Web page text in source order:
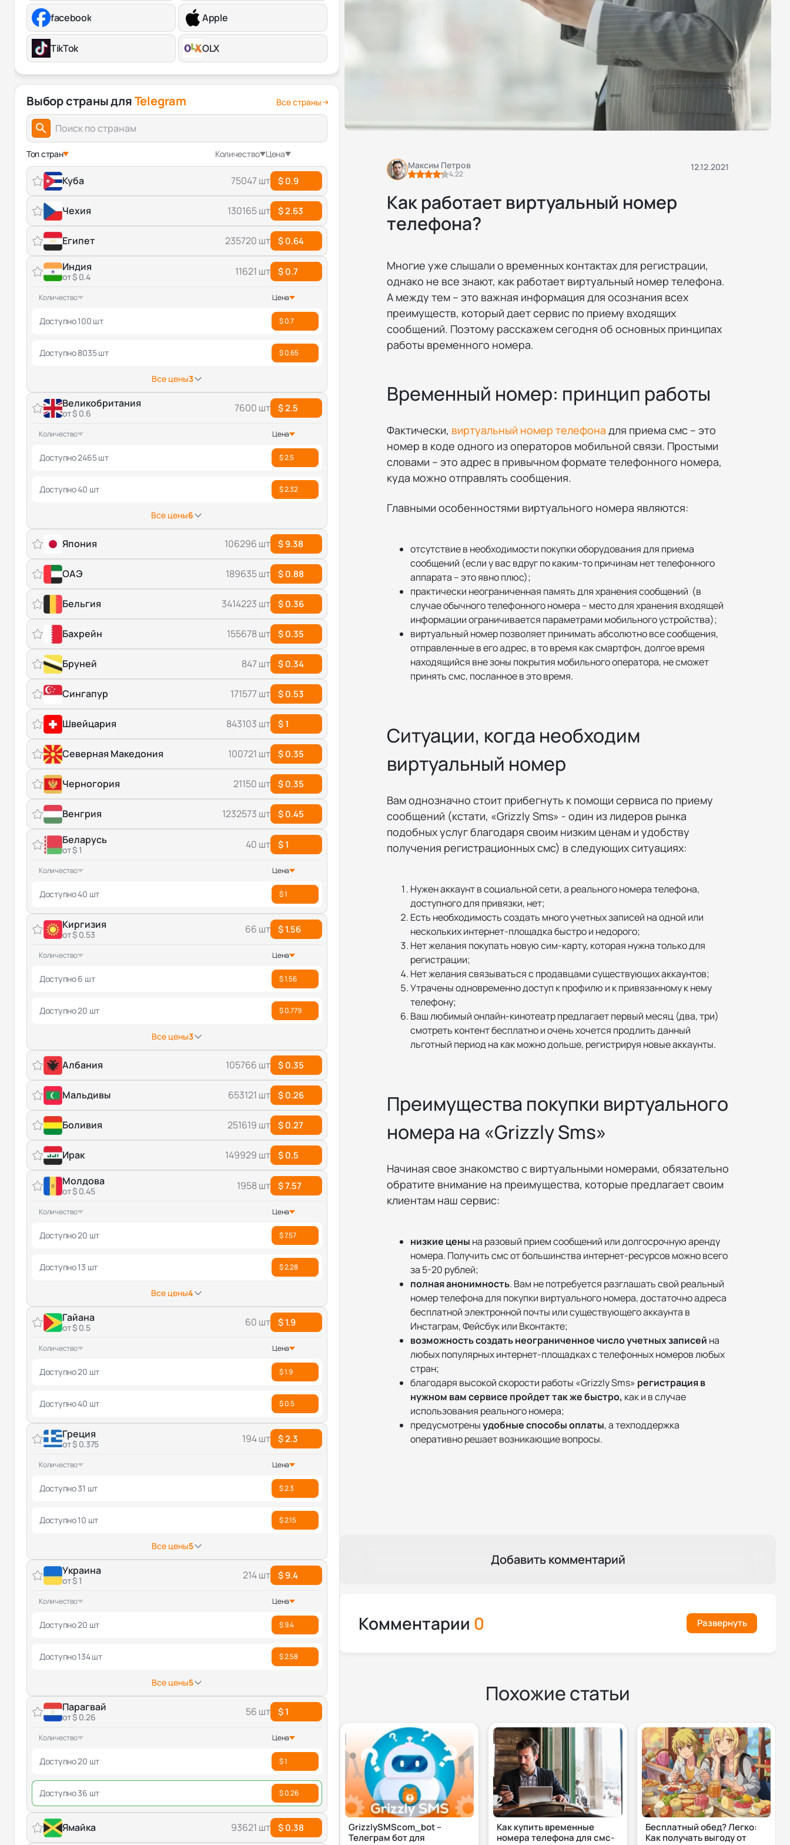
facebook Apple
TikTok OLX
Выбор страны дляTelegram Все страны
Топ стран Количество Цена
Куба 75047 шт $ 0.9
Чехия 130165 шт $ 2.63
Египет 235720 шт $ 0.64
Индия
от $ 0.4 11621 шт $ 0.7
Количество Цена
Доступно 100 шт $ 0.7
Доступно 8035 шт $ 0.65
Все цены3
Великобритания
от $ 0.6 7600 шт $ 2.5
Количество Цена
Доступно 2465 шт $ 2.5
Доступно 40 шт $ 2.32
Все цены6
Япония 106296 шт $ 9.38
ОАЭ 189635 шт $ 0.88
Бельгия 3414223 шт $ 0.36
Бахрейн 155678 шт $ 0.35
Бруней 847 шт $ 0.34
Сингапур 171577 шт $ 0.53
Швейцария 843103 шт $ 1
Северная Македония 100721 шт $ 0.35
Черногория 21150 шт $ 0.35
Венгрия 1232573 шт $ 0.45
Беларусь
от $ 1 40 шт $ 1
Количество Цена
Доступно 40 шт $ 1
Киргизия
от $ 0.53 66 шт $ 1.56
Количество Цена
Доступно 6 шт $ 1.56
Доступно 20 шт $ 0.779
Все цены3
Албания 105766 шт $ 0.35
Мальдивы 653121 шт $ 0.26
Боливия 251619 шт $ 0.27
Ирак 149929 шт $ 0.5
Молдова
от $ 0.45 1958 шт $ 7.57
Количество Цена
Доступно 20 шт $ 7.57
Доступно 13 шт $ 2.28
Все цены4
Гайана
от $ 0.5 60 шт $ 1.9
Количество Цена
Доступно 20 шт $ 1.9
Доступно 40 шт $ 0.5
Греция
от $ 0.375 194 шт $ 2.3
Количество Цена
Доступно 31 шт $ 2.3
Доступно 10 шт $ 2.15
Все цены5
Украина
от $ 1 214 шт $ 9.4
Количество Цена
Доступно 20 шт $ 9.4
Доступно 134 шт $ 2.58
Все цены5
Парагвай
от $ 0.26 56 шт $ 1
Количество Цена
Доступно 20 шт $ 1
Доступно 36 шт $ 0.26
Ямайка 93621 шт $ 0.38
Максим Петров
4.22
12.12.2021
Как работает виртуальный номер
телефона?
Многие уже слышали о временных контактах для регистрации,
однако не все знают, как работает виртуальный номер телефона.
А между тем – это важная информация для осознания всех
преимуществ, который дает сервис по приему входящих
сообщений. Поэтому расскажем сегодня об основных принципах
работы временного номера.
Временный номер: принцип работы
Фактически, виртуальный номер телефона для приема смс – это
номер в коде одного из операторов мобильной связи. Простыми
словами – это адрес в привычном формате телефонного номера,
куда можно отправлять сообщения.
Главными особенностями виртуального номера являются:
отсутствие в необходимости покупки оборудования для приема
сообщений (если у вас вдруг по каким-то причинам нет телефонного
аппарата – это явно плюс);
практически неограниченная память для хранения сообщений (в
случае обычного телефонного номера – место для хранения входящей
информации ограничивается параметрами мобильного устройства);
виртуальный номер позволяет принимать абсолютно все сообщения,
отправленные в его адрес, в то время как смартфон, долгое время
находящийся вне зоны покрытия мобильного оператора, не сможет
принять смс, посланное в это время.
Ситуации, когда необходим
виртуальный номер
Вам однозначно стоит прибегнуть к помощи сервиса по приему
сообщений (кстати, «Grizzly Sms» - один из лидеров рынка
подобных услуг благодаря своим низким ценам и удобству
получения регистрационных смс) в следующих ситуациях:
Нужен аккаунт в социальной сети, а реального номера телефона,
доступного для привязки, нет;
Есть необходимость создать много учетных записей на одной или
нескольких интернет-площадка быстро и недорого;
Нет желания покупать новую сим-карту, которая нужна только для
регистрации;
Нет желания связываться с продавцами существующих аккаунтов;
Утрачены одновременно доступ к профилю и к привязанному к нему
телефону;
Ваш любимый онлайн-кинотеатр предлагает первый месяц (два, три)
смотреть контент бесплатно и очень хочется продлить данный
льготный период на как можно дольше, регистрируя новые аккаунты.
Преимущества покупки виртуального
номера на «Grizzly Sms»
Начиная свое знакомство с виртуальными номерами, обязательно
обратите внимание на преимущества, которые предлагает своим
клиентам наш сервис:
низкие цены на разовый прием сообщений или долгосрочную аренду
номера. Получить смс от большинства интернет-ресурсов можно всего
за 5-20 рублей;
полная анонимность. Вам не потребуется разглашать свой реальный
номер телефона для покупки виртуального номера, достаточно адреса
бесплатной электронной почты или существующего аккаунта в
Инстаграм, Фейсбук или Вконтакте;
возможность создать неограниченное число учетных записей на
любых популярных интернет-площадках с телефонных номеров любых
стран;
благодаря высокой скорости работы «Grizzly Sms» регистрация в
нужном вам сервисе пройдет так же быстро, как и в случае
использования реального номера;
предусмотреныудобные способы оплаты, а техподдержка
оперативно решает возникающие вопросы.
Добавить комментарий
Комментарии 0 Развернуть
Похожие статьи
GrizzlySMScom_bot –
Телеграм бот для
Как купить временные
номера телефона для смс-
Бесплатный обед? Легко:
Как получать выгоду от